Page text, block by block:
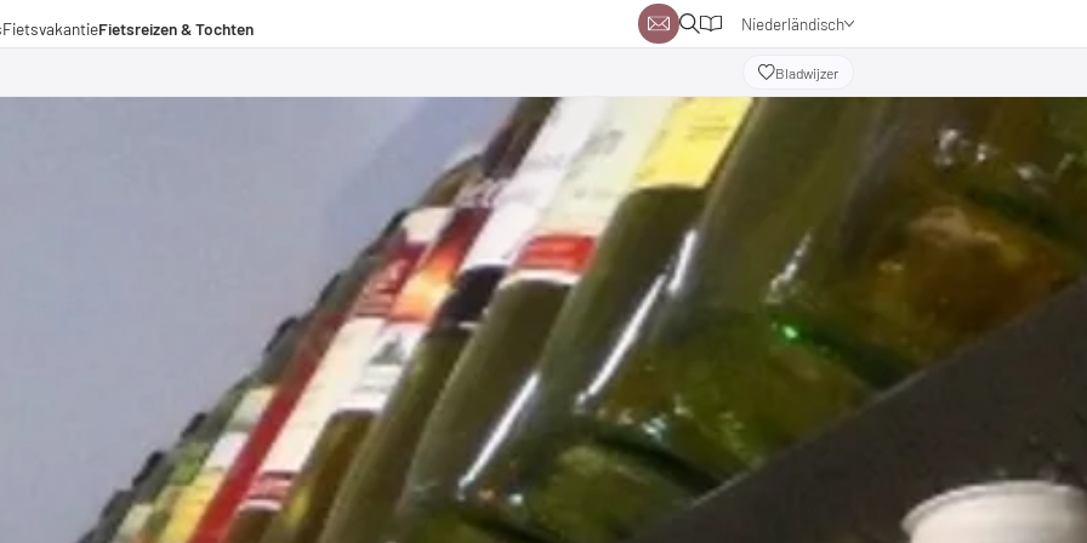
FietsvakantieFietsreizen & Tochten Niederländisch
Deutsch
EnglischBladwijzer